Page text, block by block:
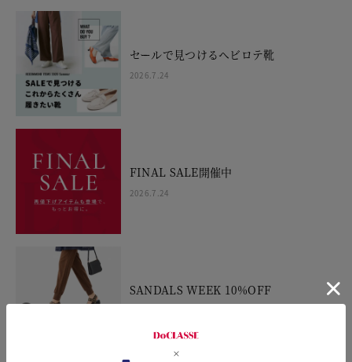
セールで見つけるヘビロテ靴
2026.7.24
FINAL SALE開催中
2026.7.24
SANDALS WEEK 10%OFF